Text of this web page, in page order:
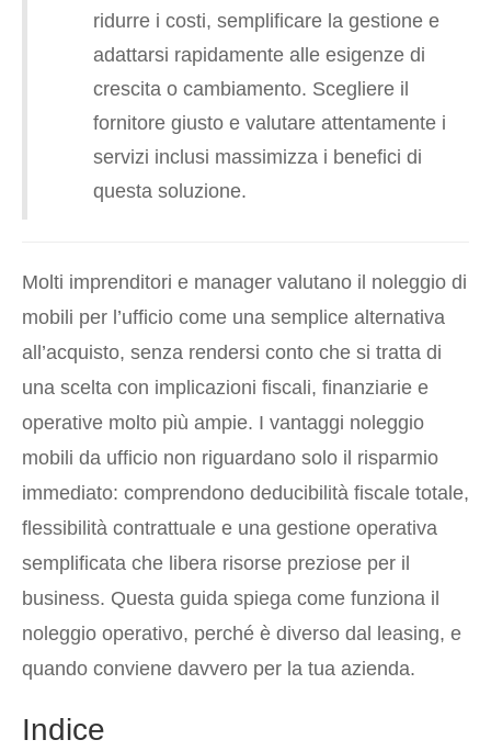
ridurre i costi, semplificare la gestione e
adattarsi rapidamente alle esigenze di
crescita o cambiamento. Scegliere il
fornitore giusto e valutare attentamente i
servizi inclusi massimizza i benefici di
questa soluzione.
Molti imprenditori e manager valutano il noleggio di
mobili per l’ufficio come una semplice alternativa
all’acquisto, senza rendersi conto che si tratta di
una scelta con implicazioni fiscali, finanziarie e
operative molto più ampie. I vantaggi noleggio
mobili da ufficio non riguardano solo il risparmio
immediato: comprendono deducibilità fiscale totale,
flessibilità contrattuale e una gestione operativa
semplificata che libera risorse preziose per il
business. Questa guida spiega come funziona il
noleggio operativo, perché è diverso dal leasing, e
quando conviene davvero per la tua azienda.
Indice